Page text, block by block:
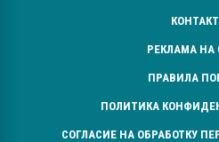
РЕКЛАМА НА
ПРАВИЛА
ПОЛИТИКА
СОГЛАСИЕ НА ОБРАБОТКУ